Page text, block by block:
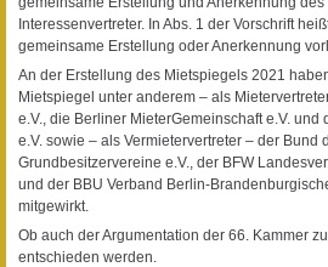
Interessenvertreter. In Abs. 1 der Vorschrift
gemeinsame Erstellung oder Anerkennung
An der Erstellung des Mietspiegels 2021
Mietspiegel unter anderem – als
e.V., die Berliner MieterGemeinschaft e.V. und
e.V. sowie – als Vermietervertreter – der Bund
Grundbesitzervereine e.V., der BFW
und der BBU Verband Berlin-
mitgewirkt.
Ob auch der Argumentation der 66. Kammer
entschieden werden.